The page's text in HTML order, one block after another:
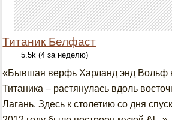
Титаник Белфаст
5.5k (4 за неделю)
«Бывшая верфь Харланд энд Вольф
Титаника – растянулась вдоль
Лагань. Здесь к столетию со дня